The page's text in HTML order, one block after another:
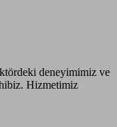
deneyimimiz ve
Hizmetimiz